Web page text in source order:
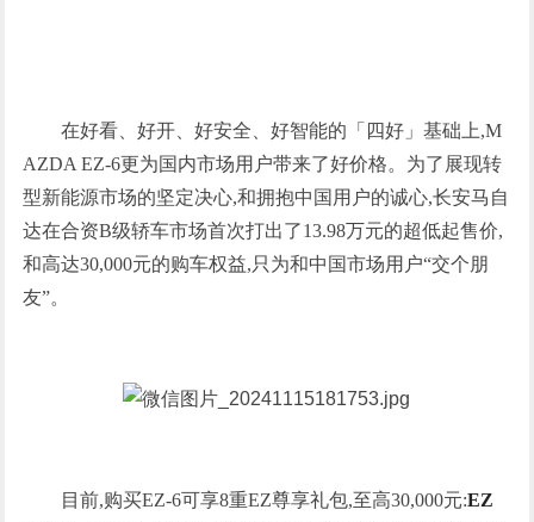
在好看、好开、好安全、好智能的「四好」基础上,M
AZDA EZ-6更为国内市场用户带来了好价格。为了展现转
型新能源市场的坚定决心,和拥抱中国用户的诚心,长安马自
达在合资B级轿车市场首次打出了13.98万元的超低起售价,
和高达30,000元的购车权益,只为和中国市场用户“交个朋
友”。
目前,购买EZ-6可享8重EZ尊享礼包,至高30,000元:EZ